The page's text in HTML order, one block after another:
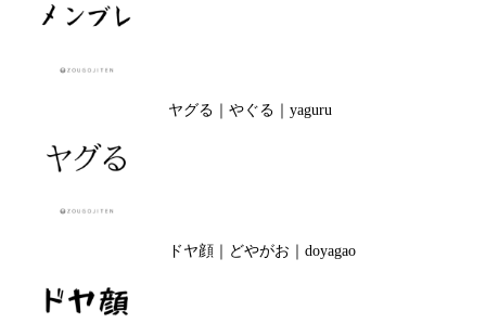
ヤグる｜やぐる｜yaguru
ドヤ顔｜どやがお｜doyagao